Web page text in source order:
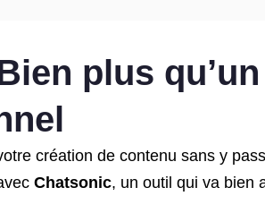
plus
création de contenu sans y
Chatsonic, un outil qui va bien